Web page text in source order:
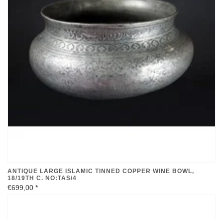
ANTIQUE LARGE ISLAMIC TINNED COPPER WINE BOWL,
18/19TH C. NO:TAS/4
€699,00 *